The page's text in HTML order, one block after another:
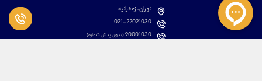
تهران، زعفرانیه
021-22021030
90001030(بدون پیش شماره)